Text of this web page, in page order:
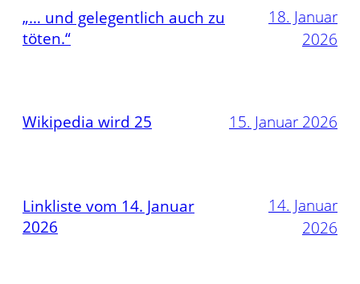
„… und gelegentlich auch zu
töten.“
18. Januar
2026
Wikipedia wird 25 15. Januar 2026
Linkliste vom 14. Januar
2026
14. Januar
2026